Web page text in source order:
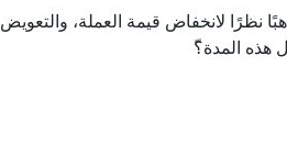
نظرًا لانخفاض قيمة العملة، والتعويض
هذه المدة؟ّ